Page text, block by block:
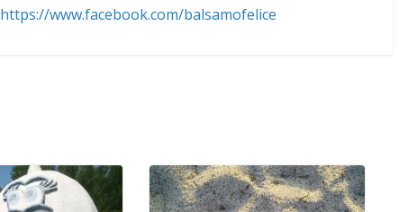
https://www.facebook.com/balsamofelice